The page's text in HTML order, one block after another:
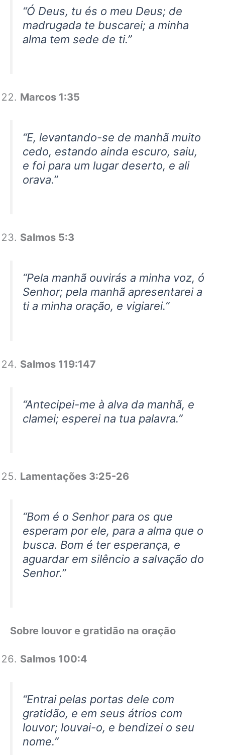
“Ó Deus, tu és o meu Deus; de
madrugada te buscarei; a minha
alma tem sede de ti.”
Marcos 1:35
“E, levantando-se de manhã muito
cedo, estando ainda escuro, saiu,
e foi para um lugar deserto, e ali
orava.”
Salmos 5:3
“Pela manhã ouvirás a minha voz, ó
Senhor; pela manhã apresentarei a
ti a minha oração, e vigiarei.”
Salmos 119:147
“Antecipei-me à alva da manhã, e
clamei; esperei na tua palavra.”
Lamentações 3:25-26
“Bom é o Senhor para os que
esperam por ele, para a alma que o
busca. Bom é ter esperança, e
aguardar em silêncio a salvação do
Senhor.”
Sobre louvor e gratidão na oração
Salmos 100:4
“Entrai pelas portas dele com
gratidão, e em seus átrios com
louvor; louvai-o, e bendizei o seu
nome.”